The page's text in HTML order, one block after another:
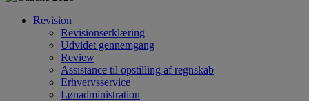
Revision
Revisionserklæring
Udvidet gennemgang
Review
Assistance til opstilling af regnskab
Erhvervsservice
Lønadministration